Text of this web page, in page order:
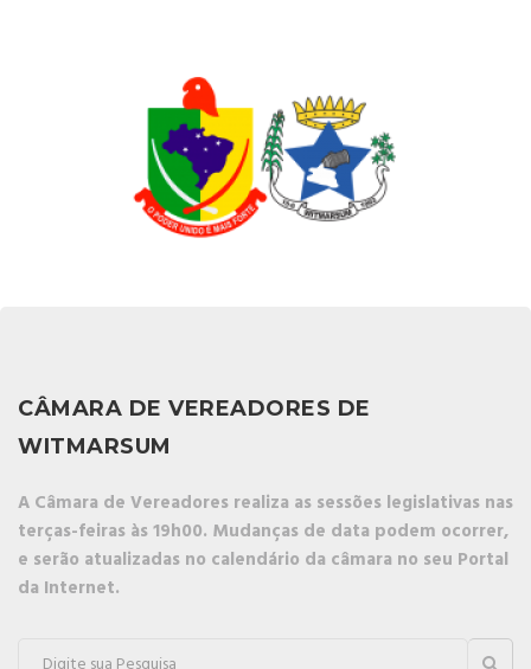
CÂMARA DE VEREADORES DE
WITMARSUM
A Câmara de Vereadores realiza as sessões legislativas nas
terças-feiras às 19h00. Mudanças de data podem ocorrer,
e serão atualizadas no calendário da câmara no seu Portal
da Internet.